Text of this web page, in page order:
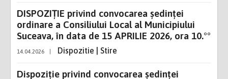
DISPOZIŢIE privind convocarea şedinţei
ordinare a Consiliului Local al Municipiului
Suceava, în data de 15 APRILIE 2026, ora 10.°°
14.04.2026 Dispozitie | Stire
Dispoziție privind convocarea şedinţei